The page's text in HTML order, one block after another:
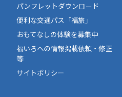
パンフレットダウンロード
便利な交通パス「福旅」
おもてなしの体験を募集中
福いろへの情報掲載依頼・修正
等
サイトポリシー